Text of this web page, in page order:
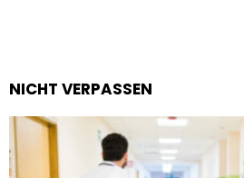
NICHT VERPASSEN